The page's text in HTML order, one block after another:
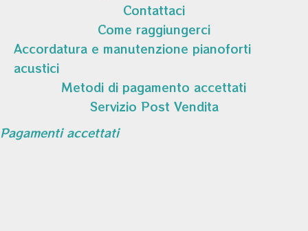
Contattaci
Come raggiungerci
Accordatura e manutenzione pianoforti
acustici
Metodi di pagamento accettati
Servizio Post Vendita
Pagamenti accettati